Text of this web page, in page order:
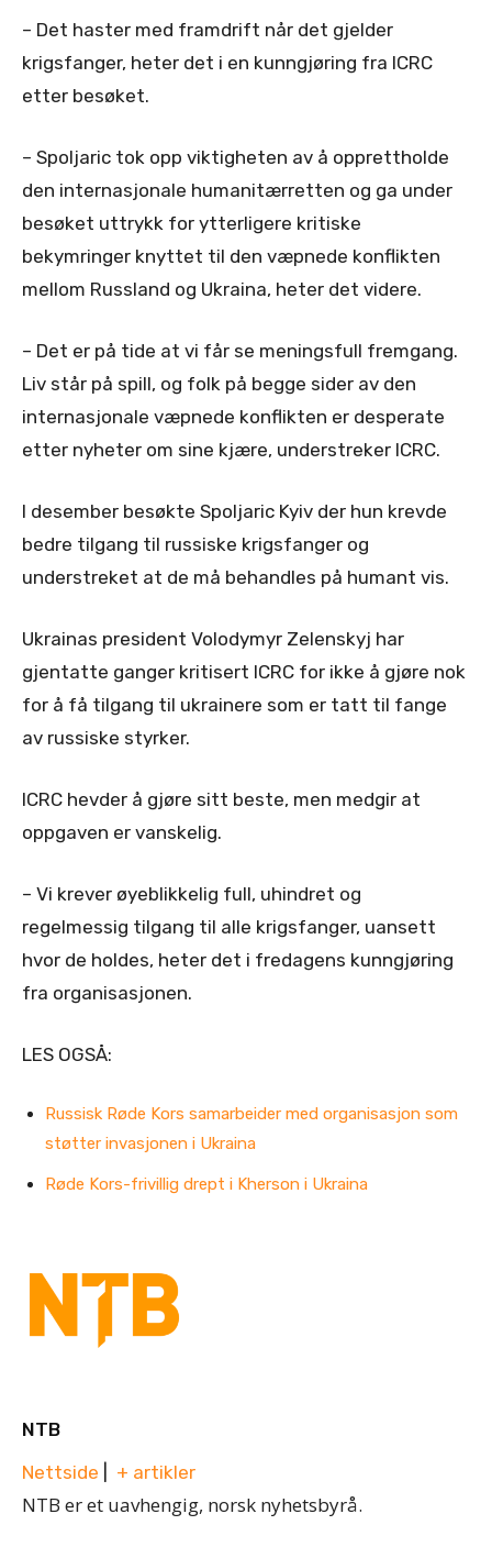
– Det haster med framdrift når det gjelder
krigsfanger, heter det i en kunngjøring fra ICRC
etter besøket.
– Spoljaric tok opp viktigheten av å opprettholde
den internasjonale humanitærretten og ga under
besøket uttrykk for ytterligere kritiske
bekymringer knyttet til den væpnede konflikten
mellom Russland og Ukraina, heter det videre.
– Det er på tide at vi får se meningsfull fremgang.
Liv står på spill, og folk på begge sider av den
internasjonale væpnede konflikten er desperate
etter nyheter om sine kjære, understreker ICRC.
I desember besøkte Spoljaric Kyiv der hun krevde
bedre tilgang til russiske krigsfanger og
understreket at de må behandles på humant vis.
Ukrainas president Volodymyr Zelenskyj har
gjentatte ganger kritisert ICRC for ikke å gjøre nok
for å få tilgang til ukrainere som er tatt til fange
av russiske styrker.
ICRC hevder å gjøre sitt beste, men medgir at
oppgaven er vanskelig.
– Vi krever øyeblikkelig full, uhindret og
regelmessig tilgang til alle krigsfanger, uansett
hvor de holdes, heter det i fredagens kunngjøring
fra organisasjonen.
LES OGSÅ:
Russisk Røde Kors samarbeider med organisasjon som
støtter invasjonen i Ukraina
Røde Kors-frivillig drept i Kherson i Ukraina
NTB
Nettside
+ artikler
NTB er et uavhengig, norsk nyhetsbyrå.